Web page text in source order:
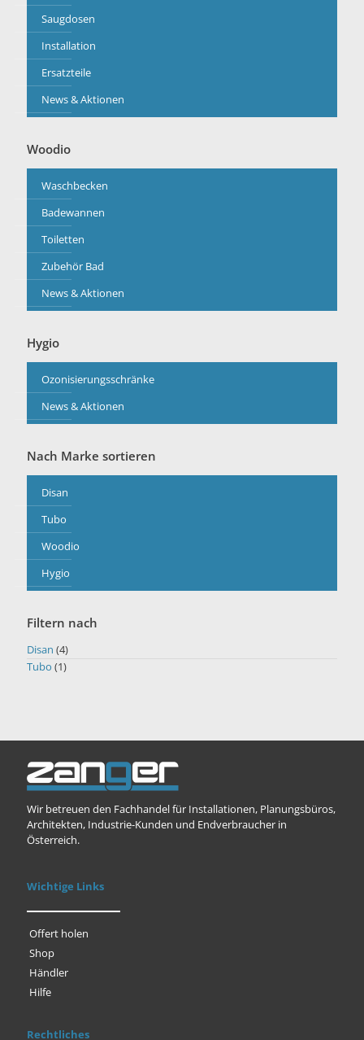
Saugdosen
Installation
Ersatzteile
News & Aktionen
Woodio
Waschbecken
Badewannen
Toiletten
Zubehör Bad
News & Aktionen
Hygio
Ozonisierungsschränke
News & Aktionen
Nach Marke sortieren
Disan
Tubo
Woodio
Hygio
Filtern nach
Disan (4)
Tubo (1)
Wir betreuen den Fachhandel für Installationen, Planungsbüros,
Architekten, Industrie-Kunden und Endverbraucher in
Österreich.
Wichtige Links
Offert holen
Shop
Händler
Hilfe
Rechtliches